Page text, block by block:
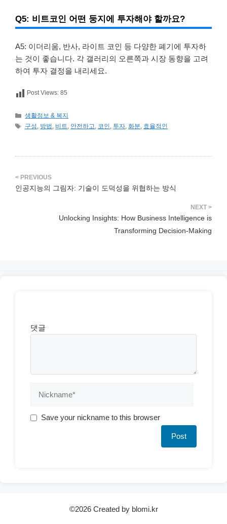
Q5: 비트코인 ​​어떤 둥지에 투자해야 할까요?
A5: 이더리움, 반사, 라이트 코인 등 다양한 폐기에 투자하
는 것이 좋습니다. 각 갤러리의 오른쪽과 시장 동향을 고려
하여 투자 결정을 내리세요.
Post Views: 85
카
테
생활정보 & 복지
태
구성, 방법 , 비트, 안전하고, 코인, 투자,화분, 효율적인
인공지능의 그림자: 기술이 도덕성을 위협하는 방식
Unlocking Insights: How Business Intelligence is
Transforming Decision-Making
댓글
Save your nickname to this browser
©2026 Created by blomi.kr